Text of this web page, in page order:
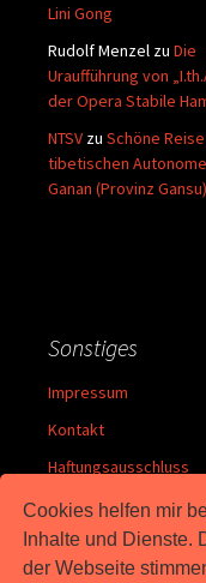
Cookies helfen mir
Inhalte und Dienste.
der Webseite
Lini Gong
Rudolf Menzel zu Die
Uraufführung von
der Opera Stabile
NTSV zu Schöne
tibetischen
Ganan (Provinz Gansu)
Sonstiges
Impressum
Kontakt
Haftungsausschluss
Datenschutz
Inhalt